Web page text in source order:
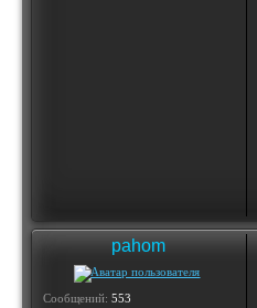
pahom
Сообщений: 553